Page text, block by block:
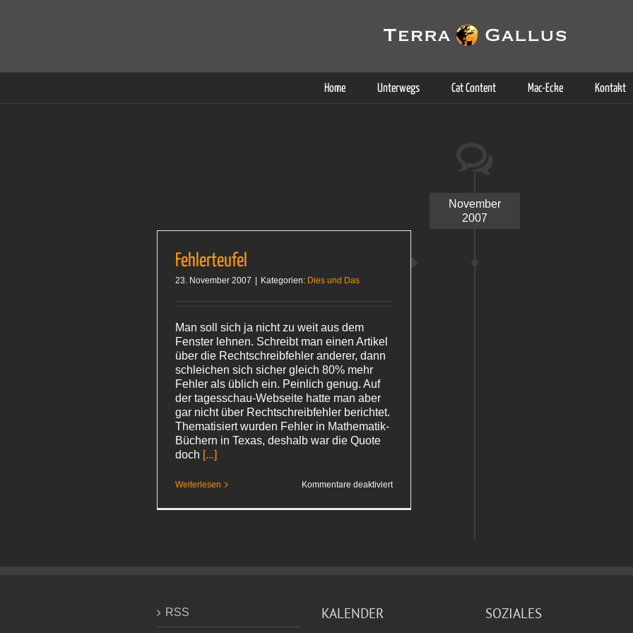
Home Unterwegs Cat Content Mac-Ecke Kontakt
November
2007
Fehlerteufel
23. November 2007 Kategorien: Dies und Das
Man soll sich ja nicht zu weit aus dem
Fenster lehnen. Schreibt man einen Artikel
über die Rechtschreibfehler anderer, dann
schleichen sich sicher gleich 80% mehr
Fehler als üblich ein. Peinlich genug. Auf
der tagesschau-Webseite hatte man aber
gar nicht über Rechtschreibfehler berichtet.
Thematisiert wurden Fehler in Mathematik-
Büchern in Texas, deshalb war die Quote
doch [...]
Weiterlesen Kommentare deaktiviertfür
RSS KALENDER SOZIALES
Cookies helfen auf auf dieser Seite bei der Bereitstellung der Dienste. Durch die Nutzung dieser Webseite erklären Sie sich
Weitere Informationen